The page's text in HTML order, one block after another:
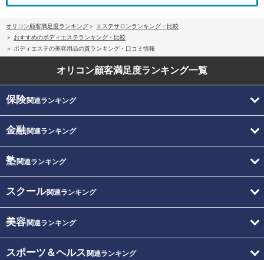
オリコン顧客満足度ランキング
エステサロンランキング・比較
おすすめのボディエステランキング・比較
ボディエステの美容用品の質ランキング・口コミ情報
オリコン顧客満足度ランキング一覧
保険関連ランキング
金融関連ランキング
塾関連ランキング
スクール関連ランキング
美容関連ランキング
スポーツ＆ヘルス 関連ランキング